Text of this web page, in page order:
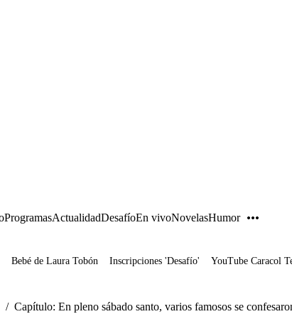
ProgramasActualidadDesafíoEn vivoNovelasHumor
Bebé de Laura Tobón Inscripciones 'Desafío' YouTube Caracol
/ Capítulo: En pleno sábado santo, varios famosos se